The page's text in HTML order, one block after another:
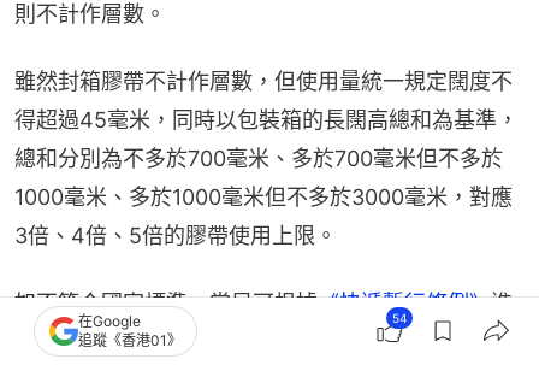
則不計作層數。
雖然封箱膠帶不計作層數，但使用量統一規定闊度不
得超過45毫米，同時以包裝箱的長闊高總和為基準，
總和分別為不多於700毫米、多於700毫米但不多於
1000毫米、多於1000毫米但不多於3000毫米，對應
3倍、4倍、5倍的膠帶使用上限。
如不符合國家標準，當局可根據《快遞暫行條例》進
行處罰，由郵政管理部門勒令改正，否則可罰款5000
在Google
追蹤《香港01》
54